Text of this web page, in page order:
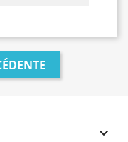
